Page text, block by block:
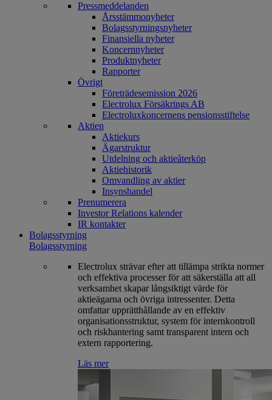
Pressmeddelanden
Årsstämmonyheter
Bolagsstyrningsnyheter
Finansiella nyheter
Koncernnyheter
Produktnyheter
Rapporter
Övrigt
Företrädesemission 2026
Electrolux Försäkrings AB
Electroluxkoncernens pensionsstiftelse
Aktien
Aktiekurs
Ägarstruktur
Utdelning och aktieåterköp
Aktiehistorik
Omvandling av aktier
Insynshandel
Prenumerera
Investor Relations kalender
IR kontakter
Bolagsstyrning
Bolagsstyrning
Electrolux strävar efter att tillämpa strikta normer
och effektiva processer för att säkerställa att all
verksamhet skapar långsiktigt värde för
aktieägarna och övriga intressenter. Detta
omfattar upprätthållande av en effektiv
organisationsstruktur, system för internkontroll
och riskhantering samt transparent intern och
extern rapportering.
Läs mer